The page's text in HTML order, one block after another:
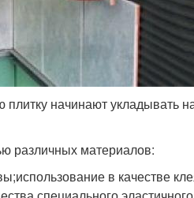
начинают укладывать
различных материалов:
в качестве